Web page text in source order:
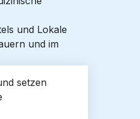
und Lokale
und im
setzen